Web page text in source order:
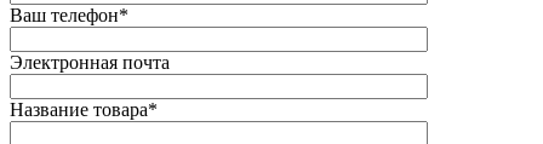
Ваш телефон*
Электронная почта
Название товара*